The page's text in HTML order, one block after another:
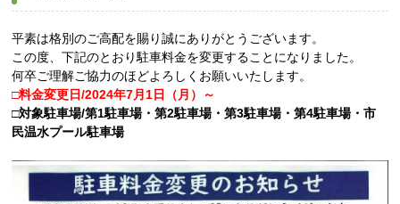
平素は格別のご高配を賜り誠にありがとうございます。
この度、下記のとおり駐車料金を変更することになりました。
何卒ご理解ご協力のほどよろしくお願いいたします。
□料金変更日/2024年7月1日（月）～
□対象駐車場/第1駐車場・第2駐車場・第3駐車場・第4駐車場・市
民温水プール駐車場